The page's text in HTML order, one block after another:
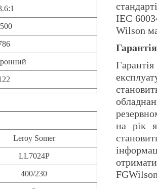
Leroy Somer
LL7024P
400/230
IEC
Wilson
на рік